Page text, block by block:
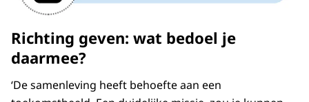
Richting geven: wat bedoel je
daarmee?
‘De samenleving heeft behoefte aan een